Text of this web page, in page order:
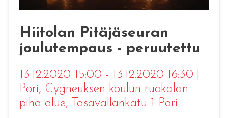
Hiitolan Pitäjäseuran
joulutempaus - peruutettu
13.12.2020 15:00 - 13.12.2020 16:30
Pori, Cygneuksen koulun ruokalan
piha-alue, Tasavallankatu 1 Pori